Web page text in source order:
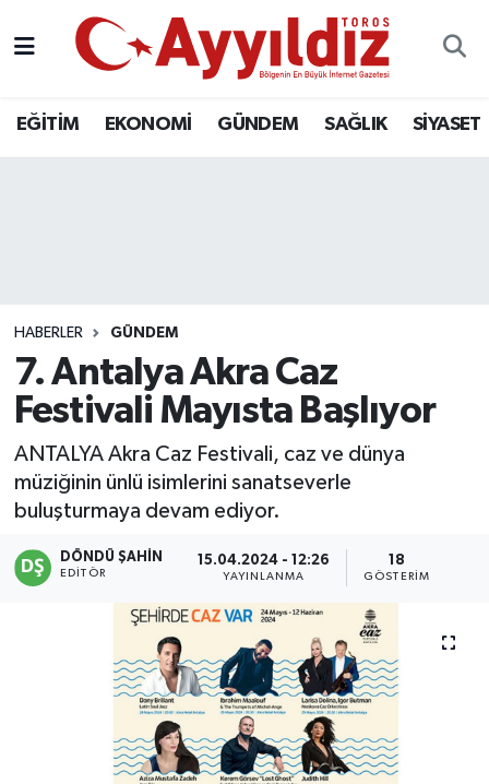
EĞİTİM EKONOMİ GÜNDEM SAĞLIK SİYASET
HABERLER GÜNDEM
7. Antalya Akra Caz
Festivali Mayısta Başlıyor
ANTALYA Akra Caz Festivali, caz ve dünya
müziğinin ünlü isimlerini sanatseverle
buluşturmaya devam ediyor.
DÖNDÜ ŞAHİN
EDITÖR
15.04.2024 - 12:26
YAYINLANMA
18
GÖSTERIM